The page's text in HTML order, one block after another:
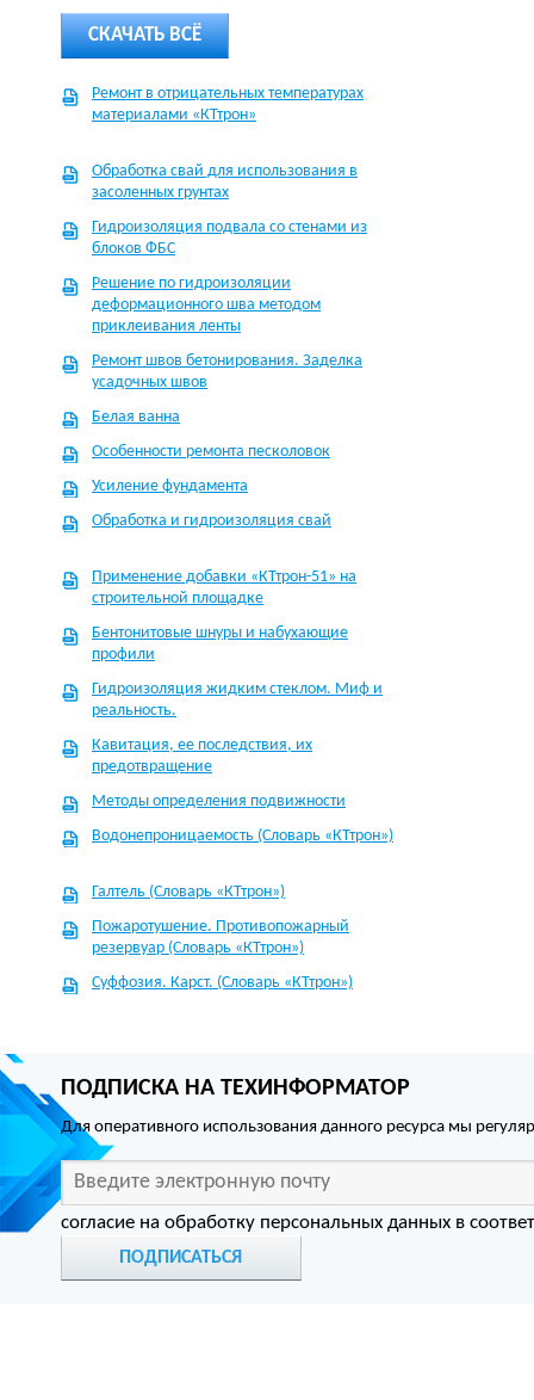
СКАЧАТЬ ВСЁ
Ремонт в отрицательных температурах
материалами «КТтрон»
Обработка свай для использования в
засоленных грунтах
Гидроизоляция подвала со стенами из
блоков ФБС
Решение по гидроизоляции
деформационного шва методом
приклеивания ленты
Ремонт швов бетонирования. Заделка
усадочных швов
Белая ванна
Особенности ремонта песколовок
Усиление фундамента
Обработка и гидроизоляция свай
Применение добавки «КТтрон-51» на
строительной площадке
Бентонитовые шнуры и набухающие
профили
Гидроизоляция жидким стеклом. Миф и
реальность.
Кавитация, ее последствия, их
предотвращение
Методы определения подвижности
Водонепроницаемость (Словарь «КТтрон»)
Галтель (Словарь «КТтрон»)
Пожаротушение. Противопожарный
резервуар (Словарь «КТтрон»)
Суффозия. Карст. (Словарь «КТтрон»)
ПОДПИСКА НА ТЕХИНФОРМАТОР
Для оперативного использования данного ресурса мы
согласие на обработку персональных данных в